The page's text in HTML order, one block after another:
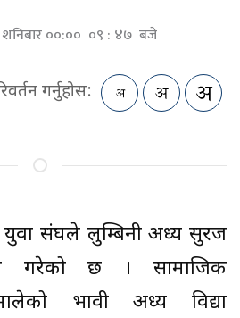
शनिबार ००:०० ०९ : ४७ बजे
गर्नुहोस:
युवा संघले लुम्बिनी अध्यक्ष सुरज
गरेको छ । सामाजिक
भावी अध्यक्ष विद्या